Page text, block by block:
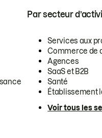
Par secteur
Services aux
Commerce de
Agences
SaaS et B2B
Santé
Établissement
Voir tous les